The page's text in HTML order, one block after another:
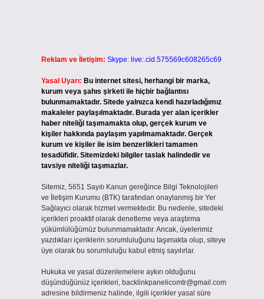
Reklam ve İletişim: Skype: live:.cid.575569c608265c69
Yasal Uyarı: Bu internet sitesi, herhangi bir marka,
kurum veya şahıs şirketi ile hiçbir bağlantısı
bulunmamaktadır. Sitede yalnızca kendi hazırladığımız
makaleler paylaşılmaktadır. Burada yer alan içerikler
haber niteliği taşımamakta olup, gerçek kurum ve
kişiler hakkında paylaşım yapılmamaktadır. Gerçek
kurum ve kişiler ile isim benzerlikleri tamamen
tesadüfidir. Sitemizdeki bilgiler taslak halindedir ve
tavsiye niteliği taşımazlar.
Sitemiz, 5651 Sayılı Kanun gereğince Bilgi Teknolojileri
ve İletişim Kurumu (BTK) tarafından onaylanmış bir Yer
Sağlayıcı olarak hizmet vermektedir. Bu nedenle, sitedeki
içerikleri proaktif olarak denetleme veya araştırma
yükümlülüğümüz bulunmamaktadır. Ancak, üyelerimiz
yazdıkları içeriklerin sorumluluğunu taşımakta olup, siteye
üye olarak bu sorumluluğu kabul etmiş sayılırlar.
Hukuka ve yasal düzenlemelere aykırı olduğunu
düşündüğünüz içerikleri, backlinkpanelicomtr@gmail.com
adresine bildirmeniz halinde, ilgili içerikler yasal süre